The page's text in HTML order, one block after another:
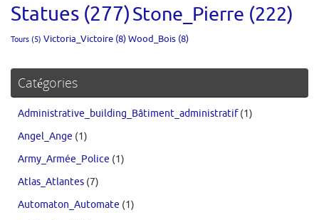
Statues (277)Stone_Pierre (222)
Tours (5) Victoria_Victoire (8)Wood_Bois (8)
Catégories
Administrative_building_Bâtiment_administratif(1)
Angel_Ange (1)
Army_Armée_Police (1)
Atlas_Atlantes (7)
Automaton_Automate (1)